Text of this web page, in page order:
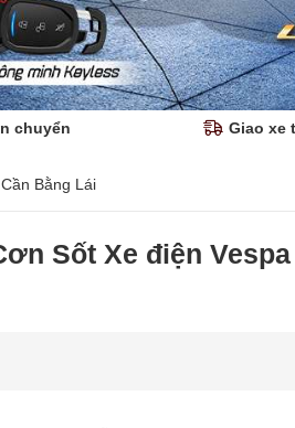
chuyển Giao xe
Bằng Lái
Sốt Xe điện